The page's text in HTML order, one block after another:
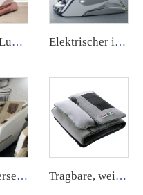
2024 Neu Luxus Haushalts Elektro 6D Schwerelosigkeits-Massagestuhl Hochwertig Ganzkörper-Massage 4D vom Hersteller Elektrischer intelligenter Heiz-Massagestuhl im modernen Stil, thailändische Dehnung, Shiatsu, Schwerelosigkeit, Ganzkörper-Scanning, 3D, 5D, für Rückenschmerzen
Beste Ledersessel mit 4D SL-Track-Massagefunktion, beste Schwerelosigkeits-Fuß- und Sessel-Elektromassage, hochwertiges Produkt, elektrischer Ganzkörpermassagesessel Tragbare, weiche, vollflächige, faltbare Liege- und Ruhe-Massage-Matratze mit Wermut-Wärmekompression, elektrischer Vibration und Massagefunktion